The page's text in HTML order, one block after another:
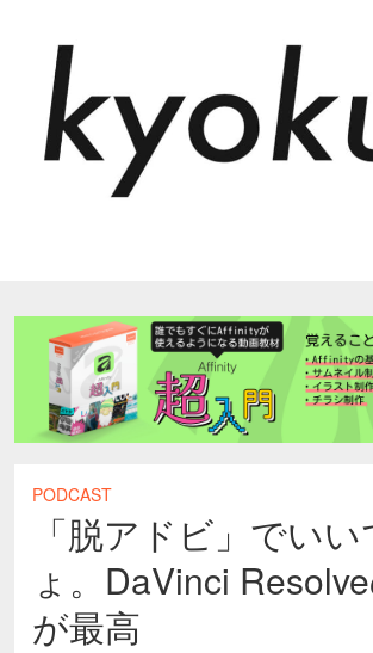
PODCAST
「脱アドビ」でいい
ょ。DaVinci
が最高